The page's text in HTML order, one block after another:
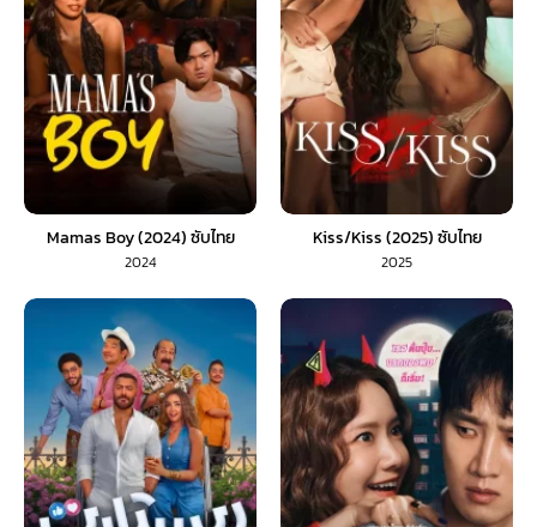
Mamas Boy (2024) ซับไทย
2024
Kiss/Kiss (2025) ซับไทย
2025